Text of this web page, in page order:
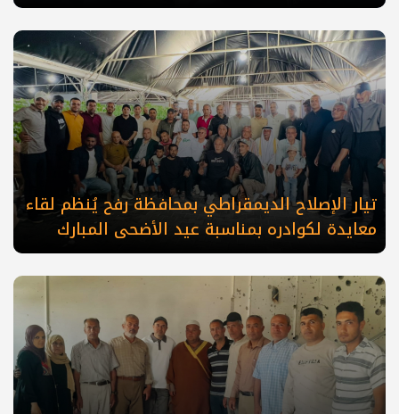
تيار الإصلاح الديمقراطي بمحافظة رفح يُنظم لقاء
معايدة لكوادره بمناسبة عيد الأضحى المبارك